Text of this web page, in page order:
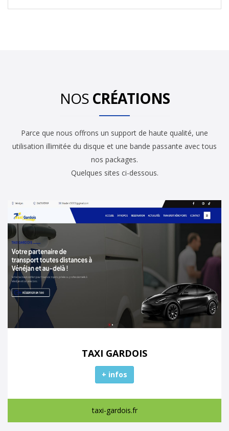
NOS CRÉATIONS
Parce que nous offrons un support de haute qualité, une
utilisation illimitée du disque et une bande passante avec tous
nos packages.
Quelques sites ci-dessous.
TAXI GARDOIS
+ infos
taxi-gardois.fr